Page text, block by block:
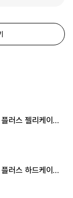
갤럭시 S26 플러스 젤리케이스 (투명)
갤럭시 S26 플러스 하드케이스 (유광)
피온
플에이
트스타